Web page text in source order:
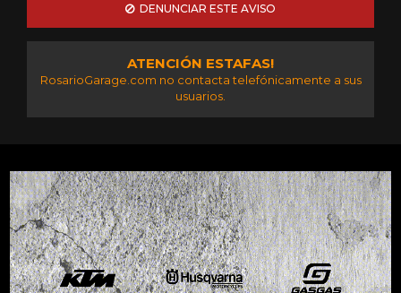
DENUNCIAR ESTE AVISO
ATENCIÓN ESTAFAS!
RosarioGarage.com no contacta telefónicamente a sus
usuarios.